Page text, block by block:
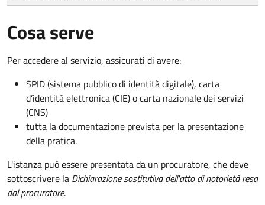
Cosa serve
Per accedere al servizio, assicurati di avere:
SPID (sistema pubblico di identità digitale), carta
d’identità elettronica (CIE) o carta nazionale dei servizi
(CNS)
tutta la documentazione prevista per la presentazione
della pratica.
L'istanza può essere presentata da un procuratore, che deve
sottoscrivere la Dichiarazione sostitutiva dell'atto di notorietà resa
dal procuratore.